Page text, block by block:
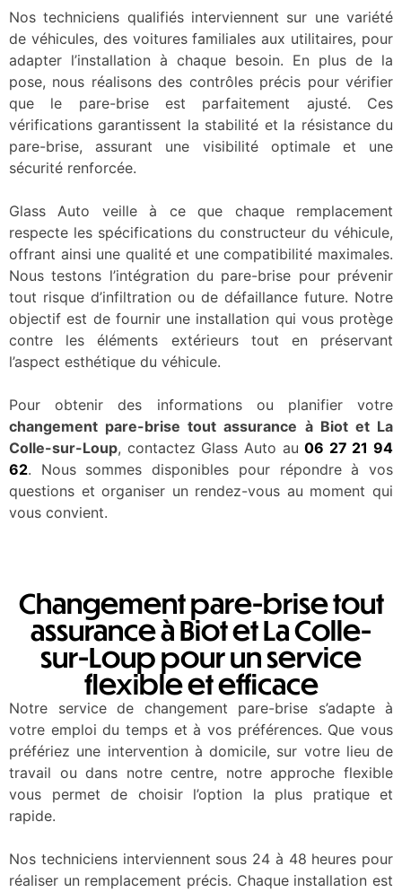
Nos techniciens qualifiés interviennent sur une variété
de véhicules, des voitures familiales aux utilitaires, pour
adapter l’installation à chaque besoin. En plus de la
pose, nous réalisons des contrôles précis pour vérifier
que le pare-brise est parfaitement ajusté. Ces
vérifications garantissent la stabilité et la résistance du
pare-brise, assurant une visibilité optimale et une
sécurité renforcée.
Glass Auto veille à ce que chaque remplacement
respecte les spécifications du constructeur du véhicule,
offrant ainsi une qualité et une compatibilité maximales.
Nous testons l’intégration du pare-brise pour prévenir
tout risque d’infiltration ou de défaillance future. Notre
objectif est de fournir une installation qui vous protège
contre les éléments extérieurs tout en préservant
l’aspect esthétique du véhicule.
Pour obtenir des informations ou planifier votre
changement pare-brise tout assurance à Biot et La
Colle-sur-Loup, contactez Glass Auto au06 27 21 94
62. Nous sommes disponibles pour répondre à vos
questions et organiser un rendez-vous au moment qui
vous convient.
Changement pare-brise tout
assurance à Biot et La Colle-
sur-Loup pour un service
flexible et efficace
Notre service de changement pare-brise s’adapte à
votre emploi du temps et à vos préférences. Que vous
préfériez une intervention à domicile, sur votre lieu de
travail ou dans notre centre, notre approche flexible
vous permet de choisir l’option la plus pratique et
rapide.
Nos techniciens interviennent sous 24 à 48 heures pour
réaliser un remplacement précis. Chaque installation est